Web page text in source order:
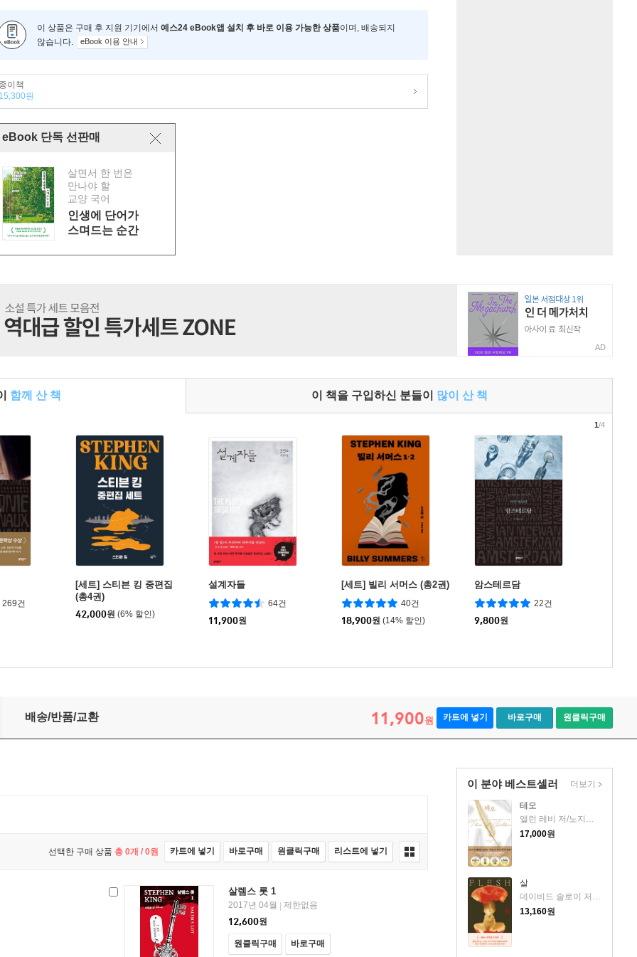
이 상품은 구매 후 지원 기기에서 예스24 eBook앱 설치 후 바로 이용 가능한 상품이며, 배송되지
않습니다.
eBook 이용 안내
이책
원
eBook 단독 선판매
살면서 한 번은
만나야 할
교양 국어
인생에 단어가
스며드는 순간
AD
함께 산 책 이 책을 구입하신 분들이 많이 산 책
269건
[세트] 스티븐 킹 중편집
(총4권)
42,000원 (6% 할인)
설계자들
64건
11,900원
[세트] 빌리 서머스 (총2권)
40건
18,900원 (14% 할인)
암스테르담
22건
9,800원
1/4
배송/반품/교환 11,900원 카트에 넣기 바로구매 원클릭구매
이 분야 베스트셀러
테오
17,000원
살
데이비드 솔로이 저/송예슬 역
13,160원
더보기
선택한 구매 상품 총 0개 / 0원 카트에 넣기 바로구매 원클릭구매 리스트에 넣기
살렘스 롯 1
2017년 04월 | 제한없음
12,600원
원클릭구매 바로구매